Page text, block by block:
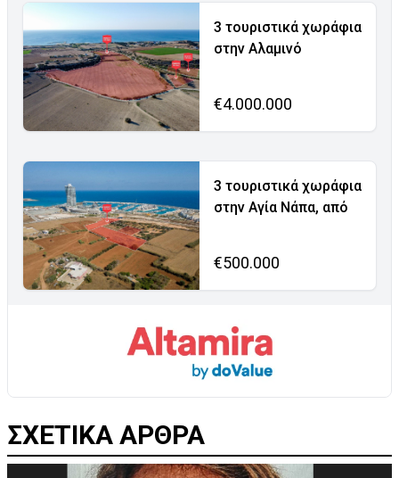
3 τουριστικά χωράφια
στην Αλαμινό
€4.000.000
3 τουριστικά χωράφια
στην Αγία Νάπα, από
€500.000
ΣΧΕΤΙΚΑ ΑΡΘΡΑ